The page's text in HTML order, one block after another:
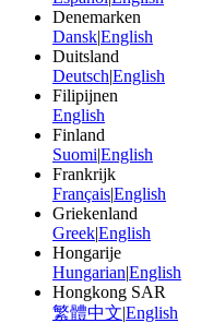
Denemarken
Dansk|English
Duitsland
Deutsch|English
Filipijnen
English
Finland
Suomi|English
Frankrijk
Français|English
Griekenland
Greek|English
Hongarije
Hungarian|English
Hongkong SAR
繁體中文|English